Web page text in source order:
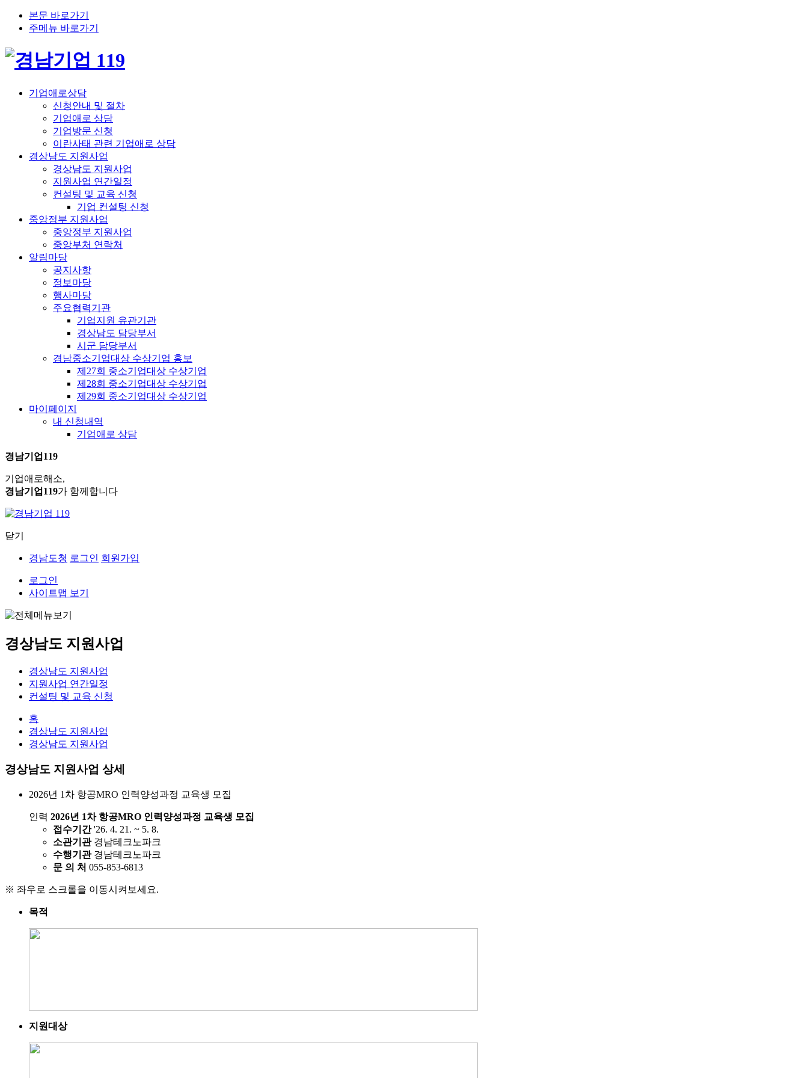
본문 바로가기
주메뉴 바로가기
기업애로상담
신청안내 및 절차
기업애로 상담
기업방문 신청
이란사태 관련 기업애로 상담
경상남도 지원사업
경상남도 지원사업
지원사업 연간일정
컨설팅 및 교육 신청
기업 컨설팅 신청
중앙정부 지원사업
중앙정부 지원사업
중앙부처 연락처
알림마당
공지사항
정보마당
행사마당
주요협력기관
기업지원 유관기관
경상남도 담당부서
시군 담당부서
경남중소기업대상 수상기업 홍보
제27회 중소기업대상 수상기업
제28회 중소기업대상 수상기업
제29회 중소기업대상 수상기업
마이페이지
내 신청내역
기업애로 상담
경남기업119
기업애로해소,
경남기업119가 함께합니다
닫기
경남도청 로그인 회원가입
로그인
사이트맵 보기
경상남도 지원사업
경상남도 지원사업
지원사업 연간일정
컨설팅 및 교육 신청
홈
경상남도 지원사업
경상남도 지원사업
경상남도 지원사업 상세
2026년 1차 항공MRO 인력양성과정 교육생 모집
인력 2026년 1차 항공MRO 인력양성과정 교육생 모집
접수기간 '26. 4. 21. ~ 5. 8.
소관기관경남테크노파크
수행기관경남테크노파크
문 의 처 055-853-6813
※ 좌우로 스크롤을 이동시켜보세요.
목적
지원대상